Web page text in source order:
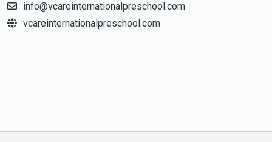
info@vcareinternationalpreschool.com
vcareinternationalpreschool.com